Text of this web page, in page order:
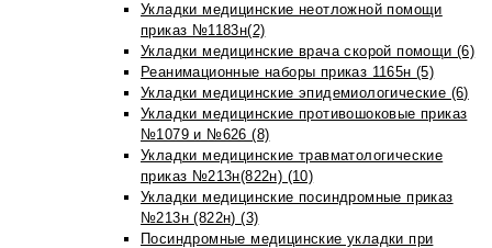
Укладки медицинские неотложной помощи
приказ №1183н(2)
Укладки медицинские врача скорой помощи (6)
Реанимационные наборы приказ 1165н (5)
Укладки медицинские эпидемиологические (6)
Укладки медицинские противошоковые приказ
№1079 и №626 (8)
Укладки медицинские травматологические
приказ №213н(822н) (10)
Укладки медицинские посиндромные приказ
№213н (822н) (3)
Посиндромные медицинские укладки при